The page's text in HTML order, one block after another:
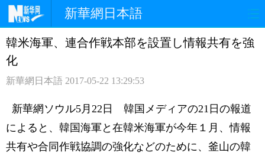
新華網日本語
ホームページ 政治 経済
観光 評論 写真
中日対訳
韓米海軍、連合作戦本部を設置し情報共有を強
化
新華網日本語 2017-05-22 13:29:53
新華網ソウル5月22日 韓国メディアの21日の報道
によると、韓国海軍と在韓米海軍が今年１月、情報
共有や合同作戦協調の強化などのために、釜山の韓